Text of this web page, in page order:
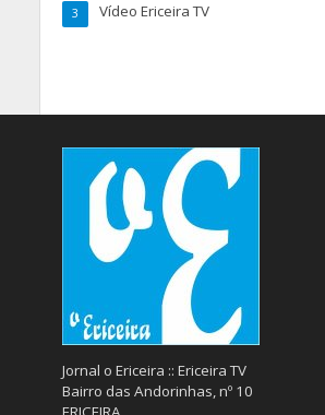
Vídeo Ericeira TV
3
Jornal o Ericeira :: Ericeira TV
Bairro das Andorinhas, nº 10